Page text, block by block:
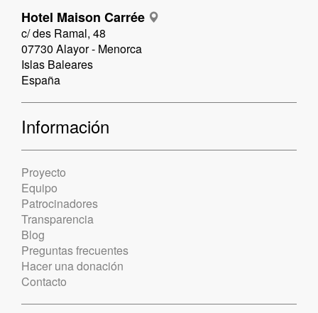
Hotel Maison Carrée
c/ des Ramal, 48
07730 Alayor - Menorca
Islas Baleares
España
Información
Proyecto
Equipo
Patrocinadores
Transparencia
Blog
Preguntas frecuentes
Hacer una donación
Contacto